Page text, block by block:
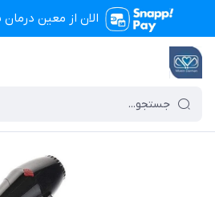
الان از معین
تجهیزات پزشکی معین درمان